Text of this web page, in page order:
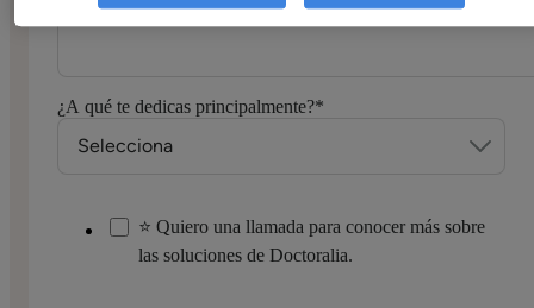
¿A qué te dedicas principalmente?*
⭐ Quiero una llamada para conocer más sobre
las soluciones de Doctoralia.